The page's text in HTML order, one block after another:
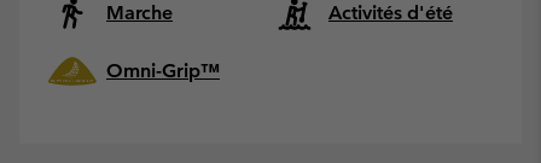
Marche Activités d'été
Omni-Grip™